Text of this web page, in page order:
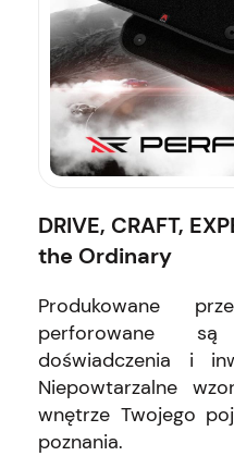
DRIVE, CRAFT,
the Ordinary
Produkowane
perforowane
doświadczenia i
Niepowtarzalne
wnętrze Twojego
poznania.